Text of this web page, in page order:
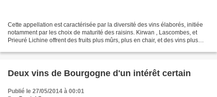
Cette appellation est caractérisée par la diversité des vins élaborés, initiée
notamment par les choix de maturité des raisins. Kirwan , Lascombes, et
Prieuré Lichine offrent des fruits plus mûrs, plus en chair, et des vins plus
Deux vins de Bourgogne d'un intérêt certain
Publié le 27/05/2014 à 00:01